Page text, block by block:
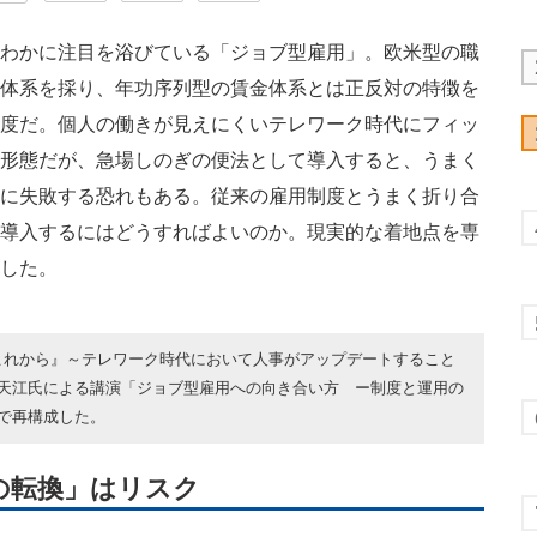
に注目を浴びている「ジョブ型雇用」。欧米型の職
系を採り、年功序列型の賃金体系とは正反対の特徴を
だ。個人の働きが見えにくいテレワーク時代にフィッ
態だが、急場しのぎの便法として導入すると、うまく
失敗する恐れもある。従来の雇用制度とうまく折り合
入するにはどうすればよいのか。現実的な着地点を専
た。
ら』～テレワーク時代において人事がアップデートすること
江氏による講演「ジョブ型雇用への向き合い方 ー制度と運用の
再構成した。
換」はリスク